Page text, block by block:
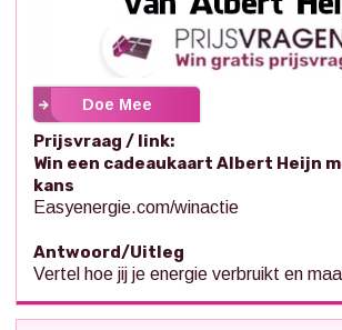
Doe Mee
Prijsvraag / link:
Win een cadeaukaart Albert Heijn
kans
Easyenergie.com/winactie
Antwoord/Uitleg
Vertel hoe jij je energie verbruikt en